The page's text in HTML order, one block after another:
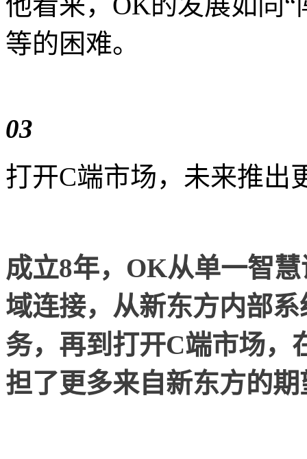
等的困难。
03
打开C端市场，未来推出
成立8年，OK从单一智
域连接，从新东方内部
务，再到打开C端市场，
担了更多来自新东方的期